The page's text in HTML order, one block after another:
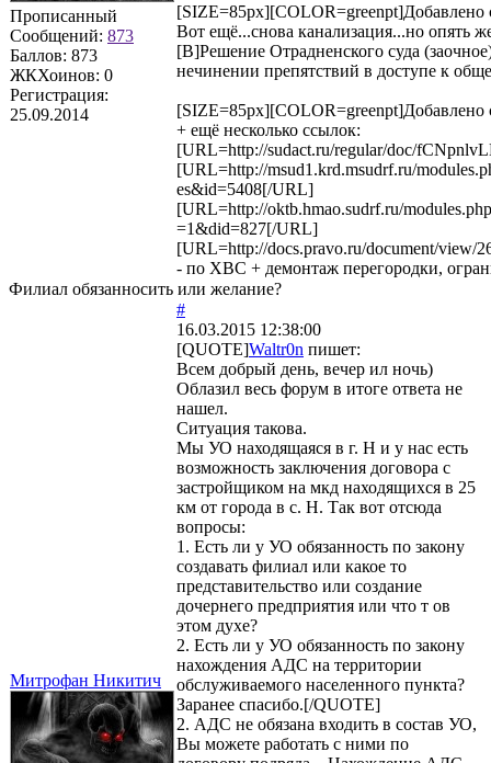
Прописанный
Сообщений: 873
Баллов: 873
ЖКХоинов: 0
Регистрация:
25.09.2014
[SIZE=85px][COLOR=greenpt]Добавлено
Вот ещё...снова канализация...но опять
[B]Решение Отрадненского суда
нечинении препятствий в доступе к
[SIZE=85px][COLOR=greenpt]Добавлено
+ ещё несколько ссылок:
[URL=http://sudact.ru/regular/doc/
[URL=http://msud1.krd.msudrf.ru/
es&id=5408[/URL]
[URL=http://oktb.hmao.sudrf.ru/
=1&did=827[/URL]
[URL=http://docs.pravo.ru/document/view/
- по ХВС + демонтаж перегородки,
Филиал обязанносить или желание?
Митрофан Никитич
#
16.03.2015 12:38:00
[QUOTE]Waltr0n пишет:
Всем добрый день, вечер ил ночь)
Облазил весь форум в итоге ответа не
нашел.
Ситуация такова.
Мы УО находящаяся в г. Н и у нас есть
возможность заключения договора с
застройщиком на мкд находящихся в 25
км от города в с. Н. Так вот отсюда
вопросы:
1. Есть ли у УО обязанность по закону
создавать филиал или какое то
представительство или создание
дочернего предприятия или что т ов
этом духе?
2. Есть ли у УО обязанность по закону
нахождения АДС на территории
обслуживаемого населенного пункта?
Заранее спасибо.[/QUOTE]
2. АДС не обязана входить в состав УО,
Вы можете работать с ними по